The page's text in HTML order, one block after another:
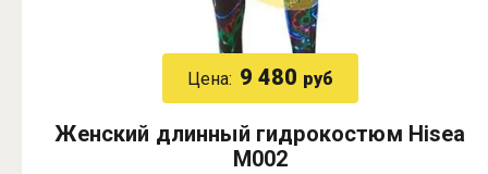
Цена: 9 480 руб
Женский длинный гидрокостюм Hisea
M002